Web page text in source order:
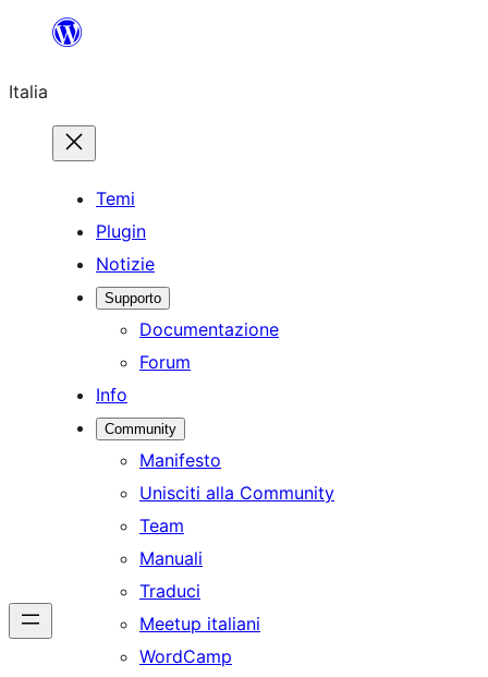
contenuto
Italia
Temi
Plugin
Notizie
Supporto
Documentazione
Forum
Info
Community
Manifesto
Unisciti alla Community
Team
Manuali
Traduci
Meetup italiani
WordCamp